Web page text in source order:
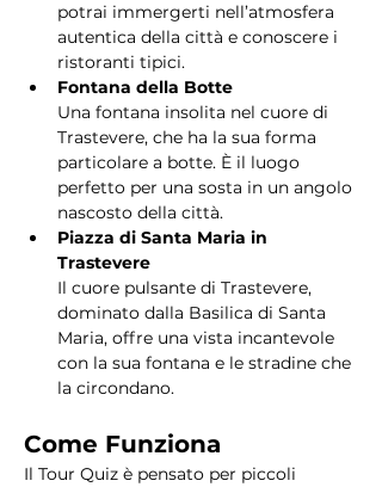
potrai immergerti nell’atmosfera
autentica della città e conoscere i
ristoranti tipici.
Fontana della Botte
Una fontana insolita nel cuore di
Trastevere, che ha la sua forma
particolare a botte. È il luogo
perfetto per una sosta in un angolo
nascosto della città.
Piazza di Santa Maria in
Trastevere
Il cuore pulsante di Trastevere,
dominato dalla Basilica di Santa
Maria, offre una vista incantevole
con la sua fontana e le stradine che
la circondano.
Come Funziona
Il Tour Quiz è pensato per piccoli